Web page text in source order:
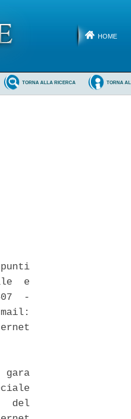
HOME
TORNA
TORNA ALLA RICERCA